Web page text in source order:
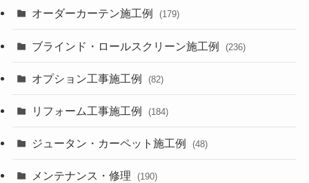
オーダーカーテン施工例 (179)
ブラインド・ロールスクリーン施工例 (236)
オプション工事施工例 (82)
リフォーム工事施工例 (184)
ジュータン・カーペット施工例 (48)
メンテナンス・修理 (190)